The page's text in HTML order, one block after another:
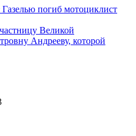
погиб мотоциклист
Великой
Андрееву, которой